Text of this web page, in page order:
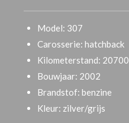
Model: 307
Carosserie: hatchback
Kilometerstand:
Bouwjaar: 2002
Brandstof: benzine
Kleur: zilver/grijs